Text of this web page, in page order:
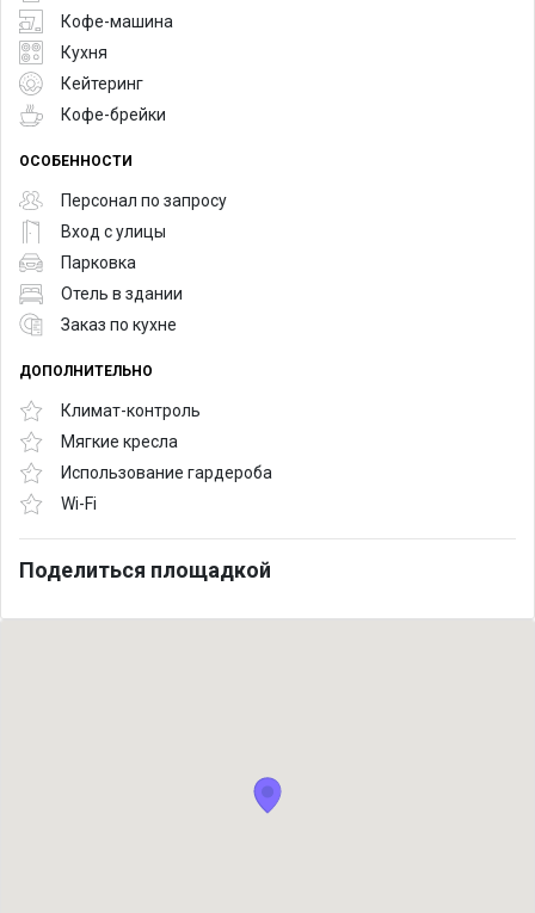
Кофе-машина
Кухня
Кейтеринг
Кофе-брейки
ОСОБЕННОСТИ
Персонал по запросу
Вход с улицы
Парковка
Отель в здании
Заказ по кухне
ДОПОЛНИТЕЛЬНО
Климат-контроль
Мягкие кресла
Использование гардероба
Wi-Fi
Поделиться площадкой